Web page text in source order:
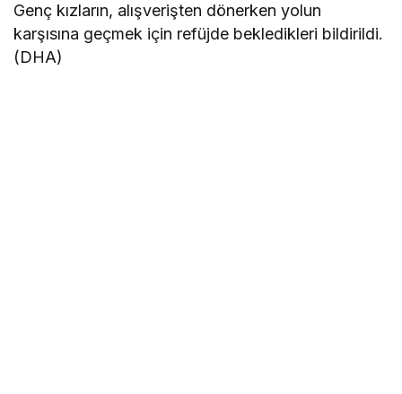
Genç kızların, alışverişten dönerken yolun
karşısına geçmek için refüjde bekledikleri bildirildi.
(DHA)